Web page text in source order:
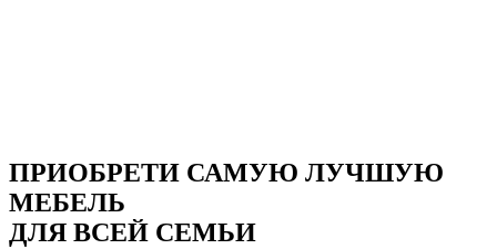
ПРИОБРЕТИ САМУЮ ЛУЧШУЮ
МЕБЕЛЬ
ДЛЯ ВСЕЙ СЕМЬИ